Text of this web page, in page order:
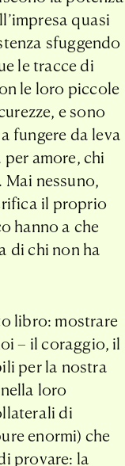
quasi
sfuggendo
le tracce di
le loro piccole
e sono
fungere da leva
per amore, chi
Mai nessuno,
il proprio
hanno a che
di chi non ha
libro: mostrare
– il coraggio, il
per la nostra
loro
di
enormi) che
provare: la